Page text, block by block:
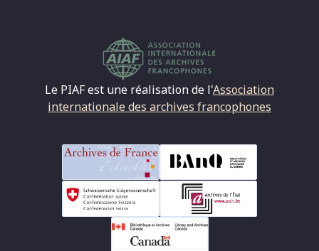
Le PIAF est une réalisation de l'Association
internationale des archives francophones